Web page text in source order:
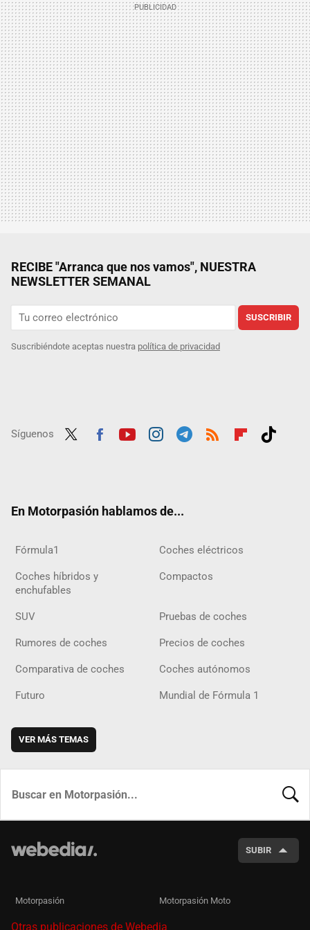
RECIBE "Arranca que nos vamos", NUESTRA
NEWSLETTER SEMANAL
SUSCRIBIR
Suscribiéndote aceptas nuestra política de privacidad
Síguenos
En Motorpasión hablamos de...
Fórmula1 Coches eléctricos
Coches híbridos y
enchufables
Compactos
SUV Pruebas de coches
Rumores de coches Precios de coches
Comparativa de coches Coches autónomos
Futuro Mundial de Fórmula 1
VER MÁS TEMAS
SUBIR
Motorpasión Motorpasión Moto
Otras publicaciones de Webedia